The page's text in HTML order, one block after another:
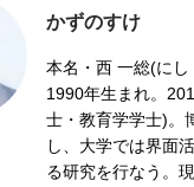
かずのすけ
本名・西 一総(にし
1990年生まれ。
士・教育学学士)。
し、大学では界面
る研究を行なう。